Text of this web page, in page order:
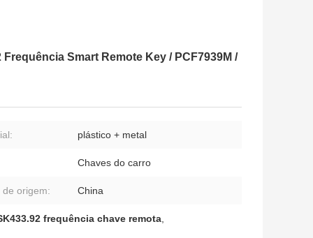
Smart Remote Key / PCF7939M /
plástico + metal
Chaves do carro
de origem: China
frequência chave remota